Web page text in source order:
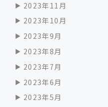
2023年11月
2023年10月
2023年9月
2023年8月
2023年7月
2023年6月
2023年5月